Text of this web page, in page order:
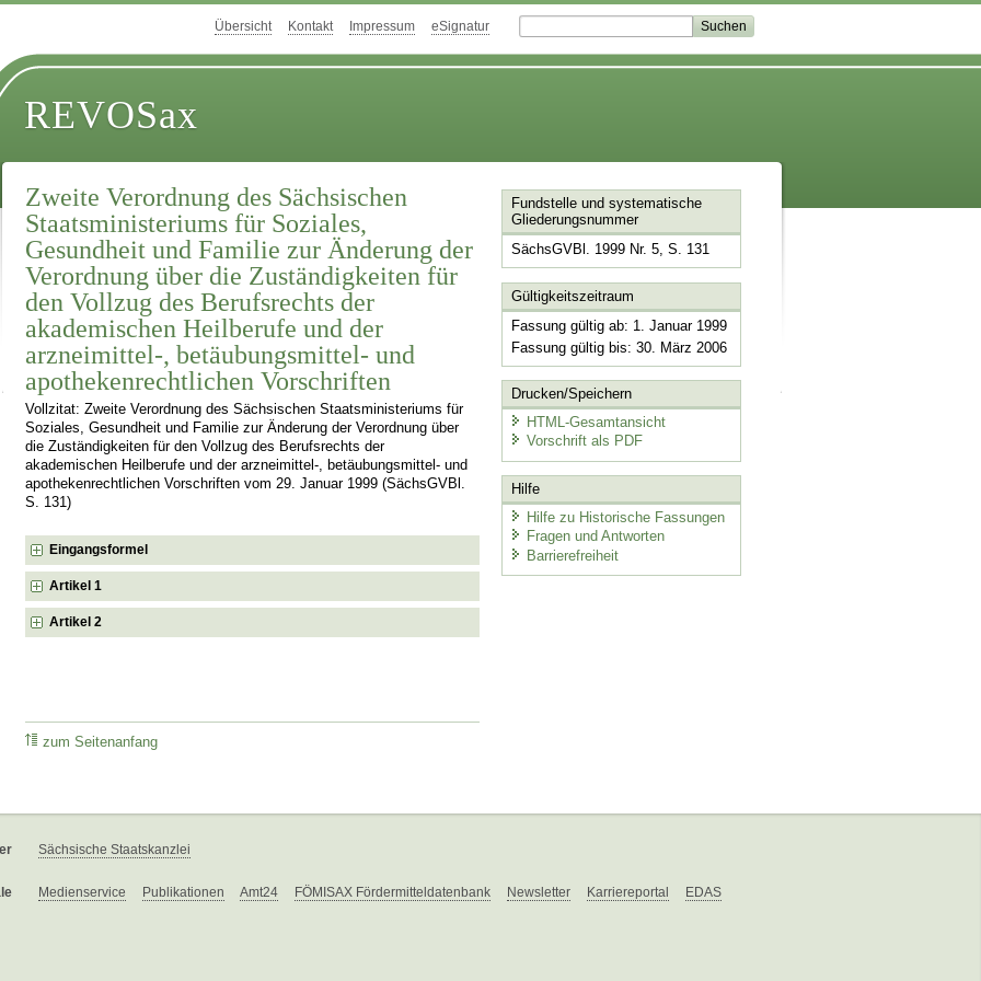
Übersicht Kontakt Impressum eSignatur
REVOSax
Zweite Verordnung des Sächsischen
Staatsministeriums für Soziales,
Gesundheit und Familie zur Änderung der
Verordnung über die Zuständigkeiten für
den Vollzug des Berufsrechts der
akademischen Heilberufe und der
arzneimittel-, betäubungsmittel- und
apothekenrechtlichen Vorschriften
Vollzitat: Zweite Verordnung des Sächsischen Staatsministeriums für
Soziales, Gesundheit und Familie zur Änderung der Verordnung über
die Zuständigkeiten für den Vollzug des Berufsrechts der
akademischen Heilberufe und der arzneimittel-, betäubungsmittel- und
apothekenrechtlichen Vorschriften vom 29. Januar 1999 (SächsGVBl.
S. 131)
Eingangsformel
Artikel 1
Artikel 2
zum Seitenanfang
Fundstelle und systematische
Gliederungsnummer
SächsGVBl. 1999 Nr. 5, S. 131
Gültigkeitszeitraum
Fassung gültig ab: 1. Januar 1999
Fassung gültig bis: 30. März 2006
Drucken/Speichern
HTML-Gesamtansicht
Vorschrift als PDF
Hilfe
Hilfe zu Historische Fassungen
Fragen und Antworten
Barrierefreiheit
Sächsische Staatskanzlei
Medienservice Publikationen Amt24 FÖMISAX Fördermitteldatenbank Newsletter Karriereportal EDAS